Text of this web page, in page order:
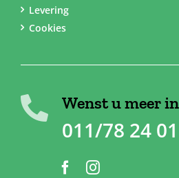
Levering
Cookies
Wenst u meer
011/78 24 01